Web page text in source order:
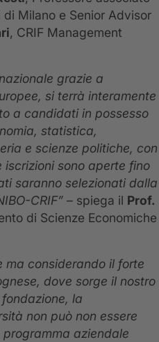
di Milano e Senior Advisor
, CRIF Management
grazie a
si terrà interamente
a candidati in possesso
statistica,
e scienze politiche, con
sono aperte fino
saranno selezionati dalla
CRIF” – spiega il Prof.
di Scienze Economiche
ma considerando il forte
dove sorge il nostro
la
non può non essere
aziendale